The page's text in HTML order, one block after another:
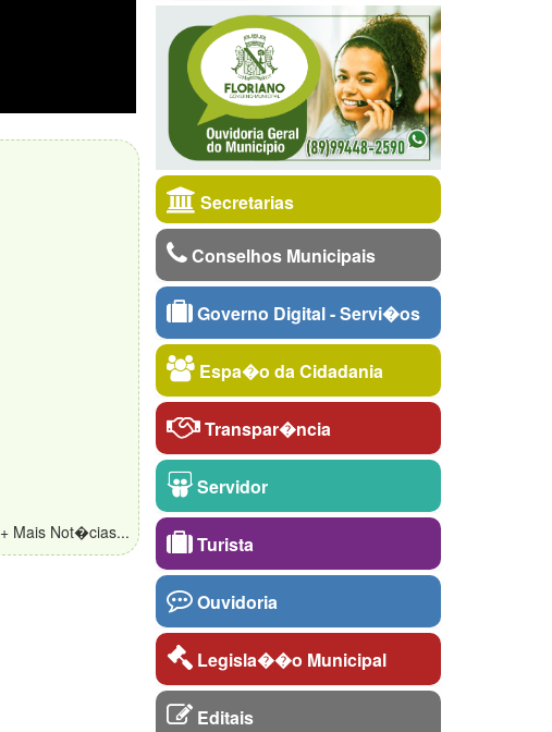
+ Mais Not�cias...
Secretarias
Conselhos Municipais
Governo Digital - Servi�os
Espa�o da Cidadania
Transpar�ncia
Servidor
Turista
Ouvidoria
Legisla��o Municipal
Editais